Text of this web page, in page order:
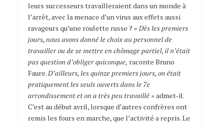
leurs successeurs travailleraient dans un monde à
l’arrêt, avec la menace d’un virus aux effets aussi
ravageurs qu’une roulette russe ? « Dès les premiers
jours, nous avons donné le choix au personnel de
travailler ou de se mettre en chômage partiel, il n’était
pas question d’obliger quiconque, raconte Bruno
Faure.D’ailleurs, les quinze premiers jours, on était
pratiquement les seuls ouverts dans le 7e
arrondissement et on a très peu travaillé »admet-il.
C’est au début avril, lorsque d’autres confrères ont
remis les fours en marche, que l’activité a repris. Le